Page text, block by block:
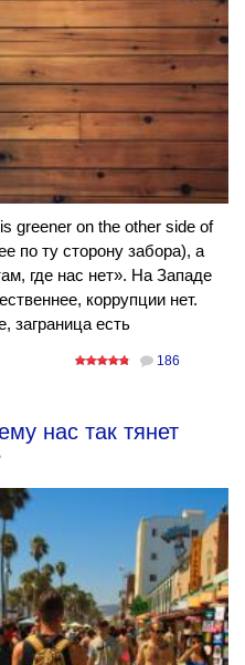
greener on the other side of
по ту сторону забора), а
где нас нет». На Западе
коррупции нет.
заграница есть
186
нас так тянет